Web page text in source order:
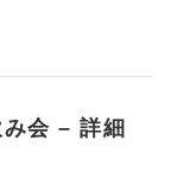
み会 – 詳細